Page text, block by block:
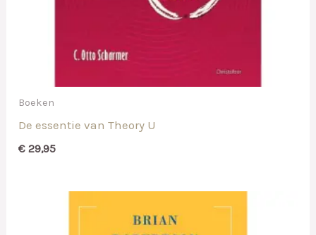
Boeken
De essentie van Theory U
€ 29,95